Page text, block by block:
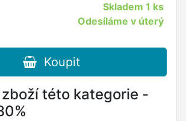
Skladem1 ks
Odesíláme v úterý
Koupit
této kategorie -